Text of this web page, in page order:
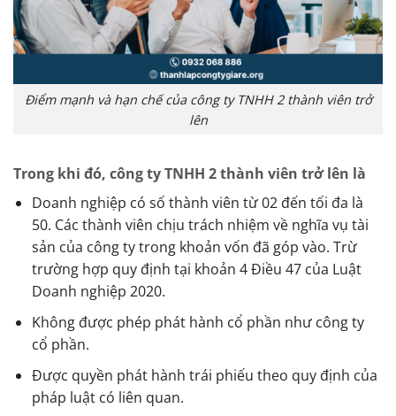
Điểm mạnh và hạn chế của công ty TNHH 2 thành viên trở
lên
Trong khi đó, công ty TNHH 2 thành viên trở lên là
Doanh nghiệp có số thành viên từ 02 đến tối đa là
50. Các thành viên chịu trách nhiệm về nghĩa vụ tài
sản của công ty trong khoản vốn đã góp vào. Trừ
trường hợp quy định tại khoản 4 Điều 47 của Luật
Doanh nghiệp 2020.
Không được phép phát hành cổ phần như công ty
cổ phần.
Được quyền phát hành trái phiếu theo quy định của
pháp luật có liên quan.